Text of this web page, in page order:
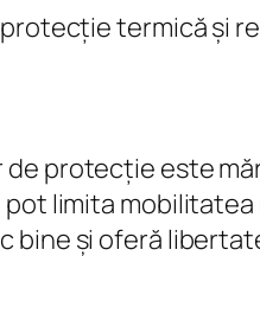
termică și
protecție este
limita
bine și oferă